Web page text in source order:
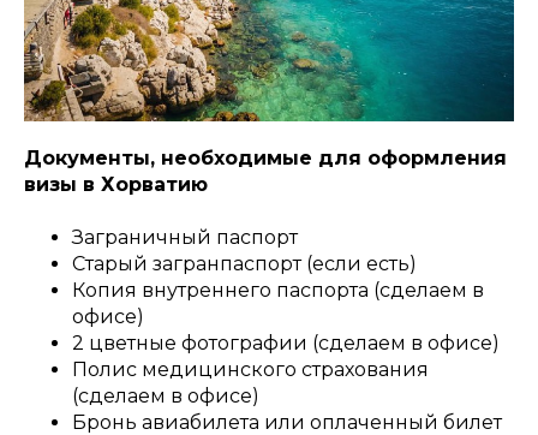
Документы, необходимые для оформления
визы в Хорватию
Заграничный паспорт
Старый загранпаспорт (если есть)
Копия внутреннего паспорта (сделаем в
офисе)
2 цветные фотографии (сделаем в офисе)
Полис медицинского страхования
(сделаем в офисе)
Бронь авиабилета или оплаченный билет